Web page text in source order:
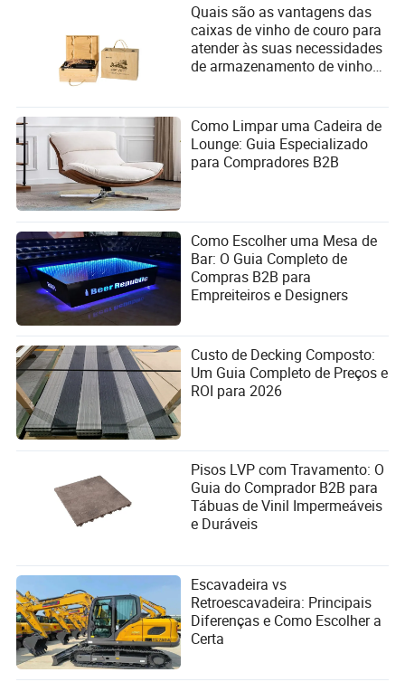
Quais são as vantagens das
caixas de vinho de couro para
atender às suas necessidades
de armazenamento de vinhos
Como Limpar uma Cadeira de
Lounge: Guia Especializado
para Compradores B2B
Como Escolher uma Mesa de
Bar: O Guia Completo de
Compras B2B para
Empreiteiros e Designers
Custo de Decking Composto:
Um Guia Completo de Preços e
ROI para 2026
Pisos LVP com Travamento: O
Guia do Comprador B2B para
Tábuas de Vinil Impermeáveis
e Duráveis
Escavadeira vs
Retroescavadeira: Principais
Diferenças e Como Escolher a
Certa